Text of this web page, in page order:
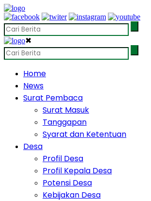
✖
Home
News
Surat Pembaca
Surat Masuk
Tanggapan
Syarat dan Ketentuan
Desa
Profil Desa
Profil Kepala Desa
Potensi Desa
Kebijakan Desa